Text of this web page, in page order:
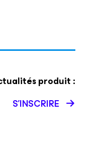
produit :
S’INSCRIRE